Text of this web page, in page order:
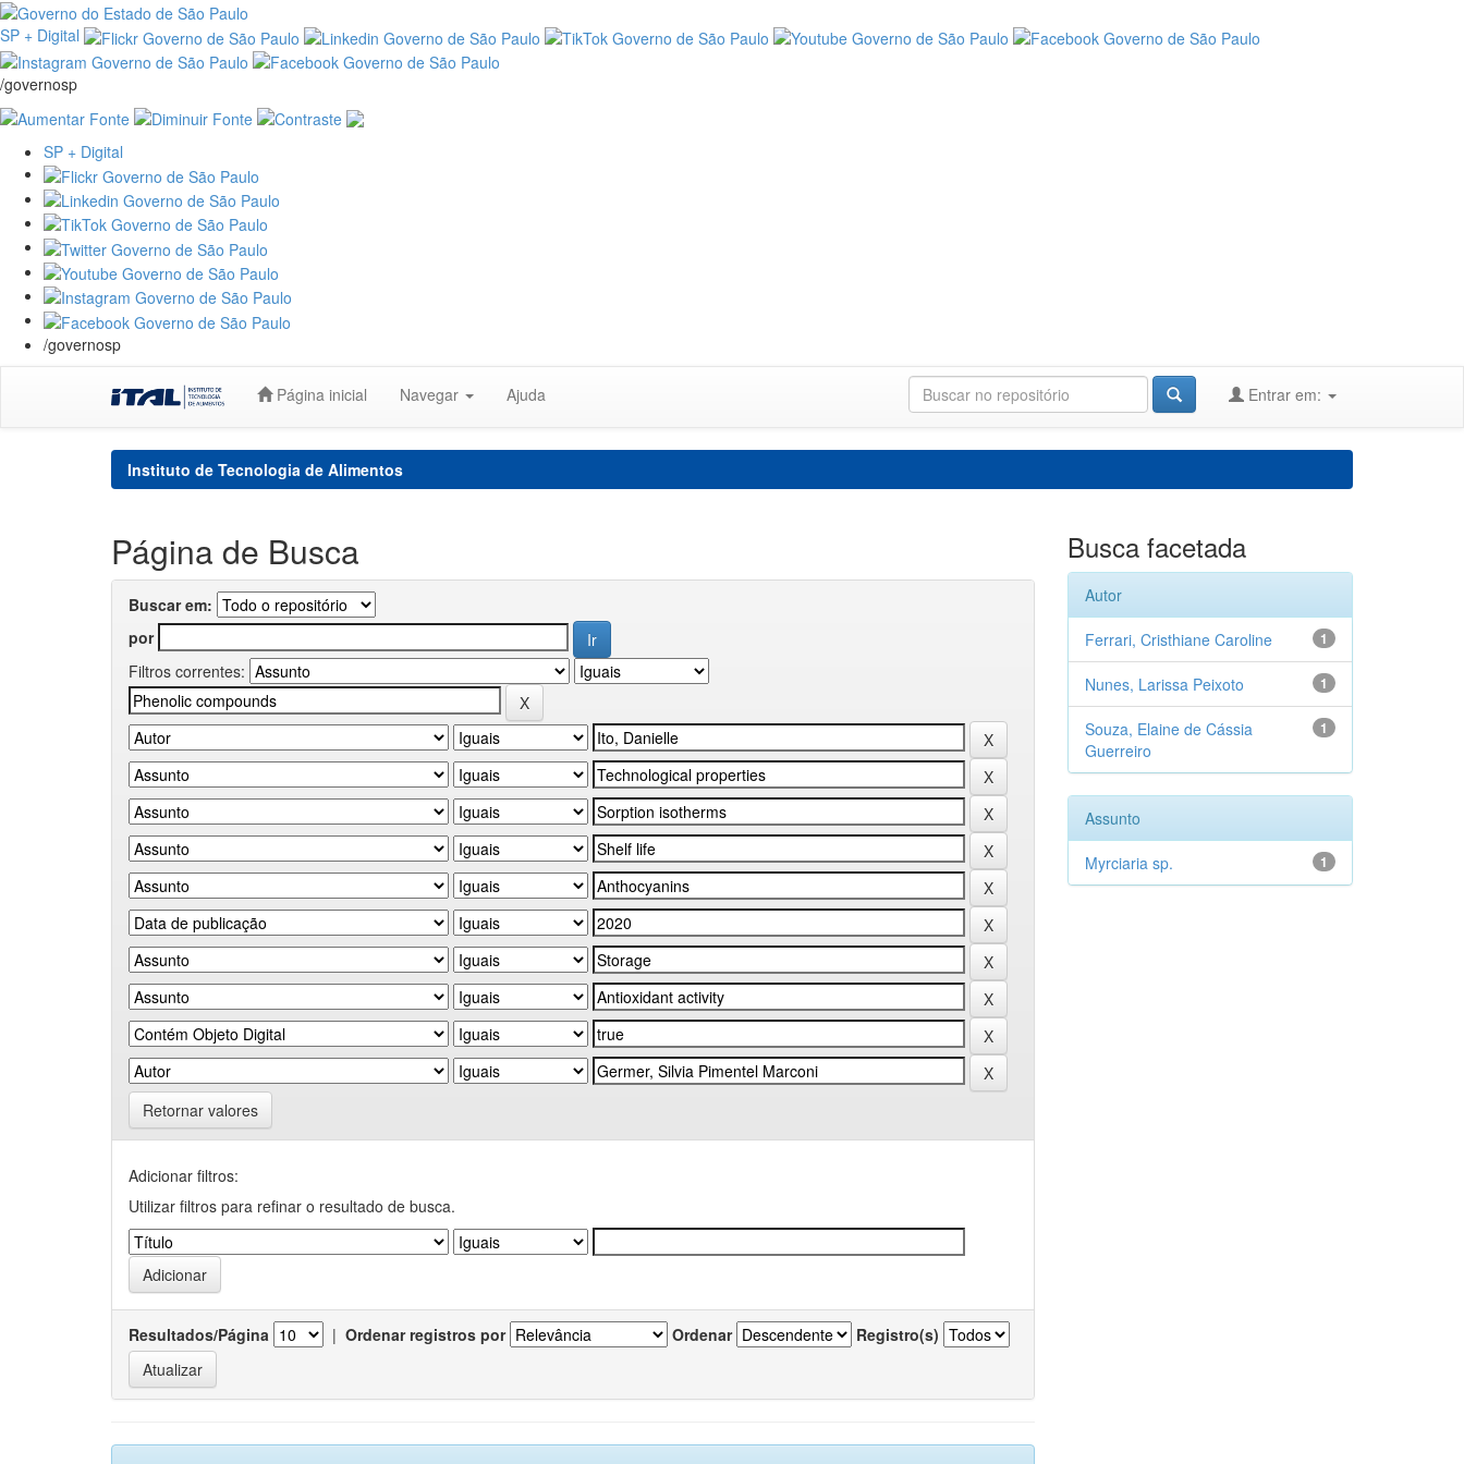
SP + Digital
/governosp
SP + Digital
/governosp
Página inicial Navegar Ajuda Entrar em:
Instituto de Tecnologia de Alimentos
Página de Busca
Buscar em:
por
Filtros correntes:
Retornar valores
Adicionar filtros:
Utilizar filtros para refinar o resultado de busca.
Resultados/Página | Ordenar registros por Ordenar Registro(s)
Busca facetada
Autor
1
Ferrari, Cristhiane Caroline
1
Nunes, Larissa Peixoto
1
Souza, Elaine de Cássia
Guerreiro
Assunto
1
Myrciaria sp.